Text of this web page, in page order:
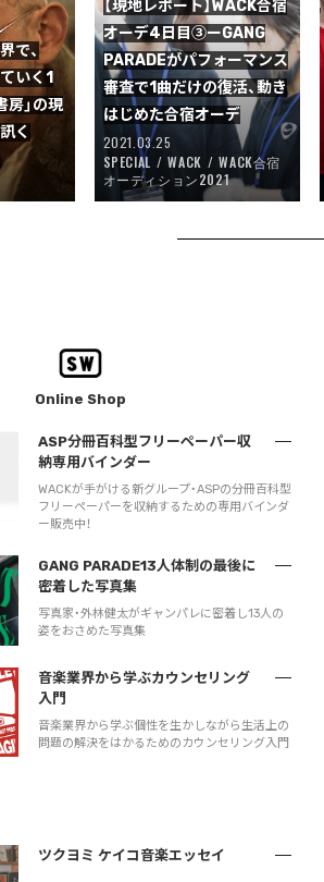
で、
いく1
房」の現
く
【現地レポート】WACK合宿
オーデ4日目③ーGANG
PARADEがパフォーマンス
審査で1曲だけの復活、動き
はじめた合宿オーデ
2021.03.25
SPECIAL
WACK
WACK合宿
オーディション2021
Online Shop
ASP分冊百科型フリーペーパー収
納専用バインダー
WACKが手がける新グループ・ASPの分冊百科型
フリーペーパーを収納するための専用バインダ
ー販売中！
GANG PARADE13人体制の最後に
密着した写真集
写真家・外林健太がギャンパレに密着し13人の
姿をおさめた写真集
音楽業界から学ぶカウンセリング
入門
音楽業界から学ぶ個性を生かしながら生活上の
問題の解決をはかるためのカウンセリング入門
ツクヨミ ケイコ音楽エッセイ